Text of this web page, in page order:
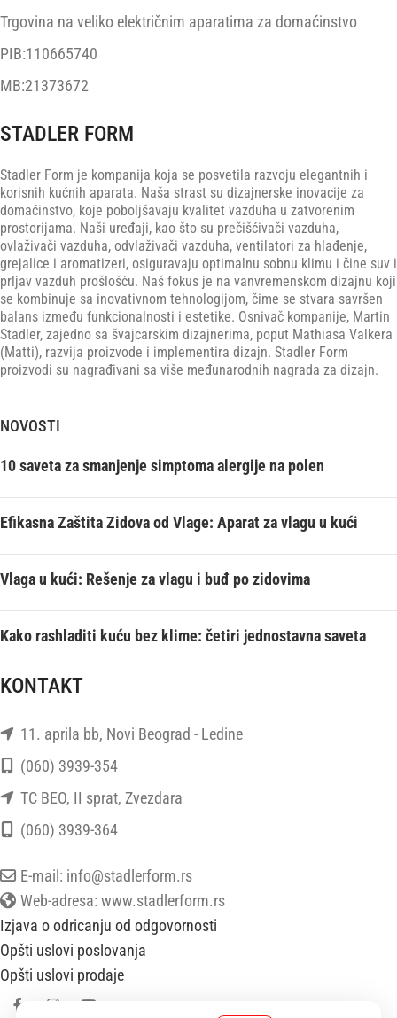
Trgovina na veliko električnim aparatima za domaćinstvo
PIB:110665740
MB:21373672
STADLER FORM
Stadler Form je kompanija koja se posvetila razvoju elegantnih i
korisnih kućnih aparata. Naša strast su dizajnerske inovacije za
domaćinstvo, koje poboljšavaju kvalitet vazduha u zatvorenim
prostorijama. Naši uređaji, kao što su prečišćivači vazduha,
ovlaživači vazduha, odvlaživači vazduha, ventilatori za hlađenje,
grejalice i aromatizeri, osiguravaju optimalnu sobnu klimu i čine suv i
prljav vazduh prošlošću. Naš fokus je na vanvremenskom dizajnu koji
se kombinuje sa inovativnom tehnologijom, čime se stvara savršen
balans između funkcionalnosti i estetike. Osnivač kompanije, Martin
Stadler, zajedno sa švajcarskim dizajnerima, poput Mathiasa Valkera
(Matti), razvija proizvode i implementira dizajn. Stadler Form
proizvodi su nagrađivani sa više međunarodnih nagrada za dizajn.
NOVOSTI
10 saveta za smanjenje simptoma alergije na polen
Efikasna Zaštita Zidova od Vlage: Aparat za vlagu u kući
Vlaga u kući: Rešenje za vlagu i buđ po zidovima
Kako rashladiti kuću bez klime: četiri jednostavna saveta
KONTAKT
11. aprila bb, Novi Beograd - Ledine
(060) 3939-354
TC BEO, II sprat, Zvezdara
(060) 3939-364
E-mail: info@stadlerform.rs
Web-adresa: www.stadlerform.rs
Izjava o odricanju od odgovornosti
Opšti uslovi poslovanja
Opšti uslovi prodaje